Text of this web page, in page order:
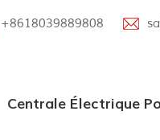
+8618039889808
Centrale Électrique